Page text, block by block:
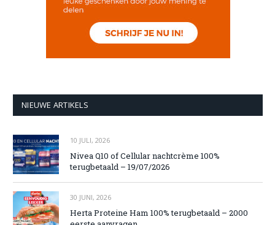
NIEUWE ARTIKELS
10 JULI, 2026
Nivea Q10 of Cellular nachtcrème 100%
terugbetaald – 19/07/2026
30 JUNI, 2026
Herta Proteine Ham 100% terugbetaald – 2000